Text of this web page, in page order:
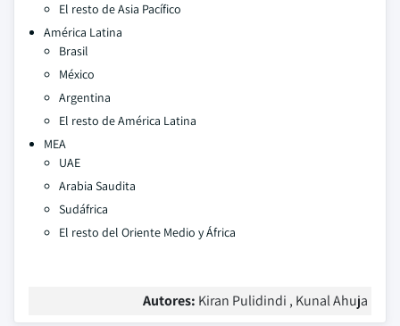
El resto de Asia Pacífico
América Latina
Brasil
México
Argentina
El resto de América Latina
MEA
UAE
Arabia Saudita
Sudáfrica
El resto del Oriente Medio y África
Autores: Kiran Pulidindi , Kunal Ahuja